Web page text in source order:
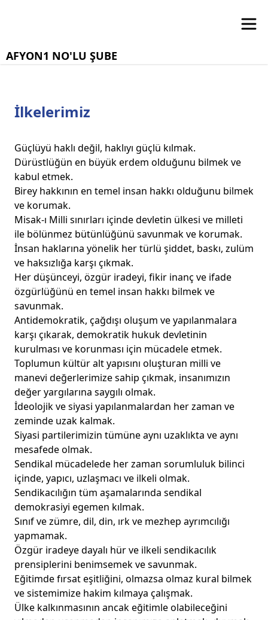
AFYON1 NO'LU ŞUBE
İlkelerimiz
Güçlüyü haklı değil, haklıyı güçlü kılmak.
Dürüstlüğün en büyük erdem olduğunu bilmek ve
kabul etmek.
Birey hakkının en temel insan hakkı olduğunu bilmek
ve korumak.
Misak-ı Milli sınırları içinde devletin ülkesi ve milleti
ile bölünmez bütünlüğünü savunmak ve korumak.
İnsan haklarına yönelik her türlü şiddet, baskı, zulüm
ve haksızlığa karşı çıkmak.
Her düşünceyi, özgür iradeyi, fikir inanç ve ifade
özgürlüğünü en temel insan hakkı bilmek ve
savunmak.
Antidemokratik, çağdışı oluşum ve yapılanmalara
karşı çıkarak, demokratik hukuk devletinin
kurulması ve korunması için mücadele etmek.
Toplumun kültür alt yapısını oluşturan milli ve
manevi değerlerimize sahip çıkmak, insanımızın
değer yargılarına saygılı olmak.
İdeolojik ve siyasi yapılanmalardan her zaman ve
zeminde uzak kalmak.
Siyasi partilerimizin tümüne aynı uzaklıkta ve aynı
mesafede olmak.
Sendikal mücadelede her zaman sorumluluk bilinci
içinde, yapıcı, uzlaşmacı ve ilkeli olmak.
Sendikacılığın tüm aşamalarında sendikal
demokrasiyi egemen kılmak.
Sınıf ve zümre, dil, din, ırk ve mezhep ayrımcılığı
yapmamak.
Özgür iradeye dayalı hür ve ilkeli sendikacılık
prensiplerini benimsemek ve savunmak.
Eğitimde fırsat eşitliğini, olmazsa olmaz kural bilmek
ve sistemimize hakim kılmaya çalışmak.
Ülke kalkınmasının ancak eğitimle olabileceğini